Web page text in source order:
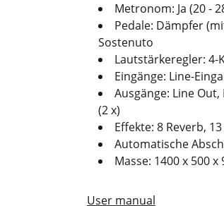
Metronom: Ja (20 -
Pedale: Dämpfer
Sostenuto
Lautstärkeregler: 4-
Eingänge: Line-
Ausgänge: Line
(2 x)
Effekte: 8 Reverb,
Automatische
Masse: 1400 x 500 x
User manual